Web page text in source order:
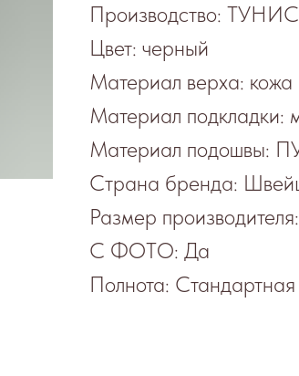
Производство: ТУНИС
Цвет: черный
Материал верха: кожа
Материал подкладки:
Материал подошвы:
Страна бренда:
Размер
С ФОТО: Да
Полнота: Стандартная